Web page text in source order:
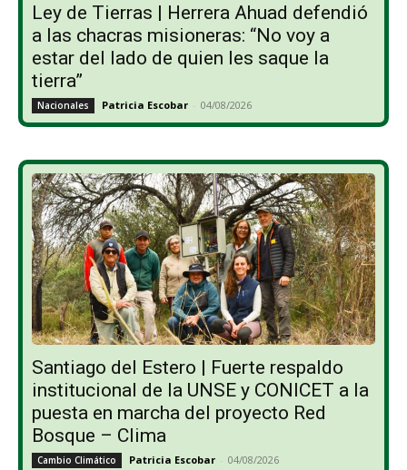
Ley de Tierras | Herrera Ahuad defendió
a las chacras misioneras: “No voy a
estar del lado de quien les saque la
tierra”
Nacionales Patricia Escobar - 04/08/2026
Santiago del Estero | Fuerte respaldo
institucional de la UNSE y CONICET a la
puesta en marcha del proyecto Red
Bosque – Clima
Cambio Climático Patricia Escobar - 04/08/2026